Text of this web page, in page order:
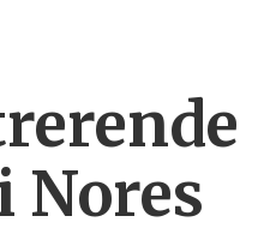
Nores